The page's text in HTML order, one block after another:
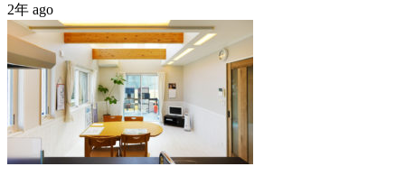
2年 ago